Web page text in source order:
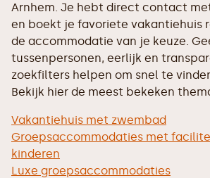
Arnhem. Je hebt direct contact
en boekt je favoriete vakantiehuis
de accommodatie van je keuze.
tussenpersonen, eerlijk en
zoekfilters helpen om snel te
Bekijk hier de meest bekeken
Vakantiehuis met zwembad
Groepsaccommodaties met
kinderen
Luxe groepsaccommodaties